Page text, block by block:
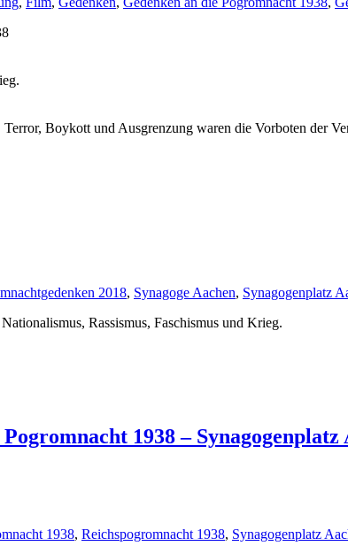
Boykott und Ausgrenzung waren die Vorboten der
2018, Synagoge Aachen, Synagogenplatz
Rassismus, Faschismus und Krieg.
1938 – Synagogenplatz
1938, Reichspogromnacht 1938, Synagogenplatz